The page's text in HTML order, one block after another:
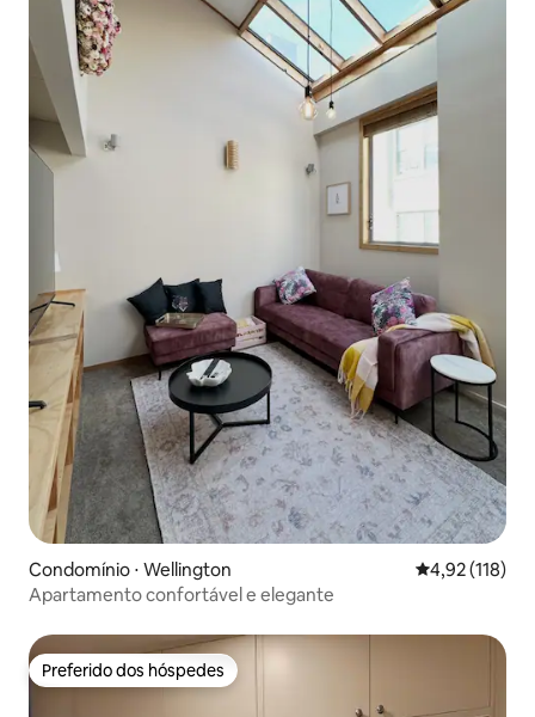
Condomínio ⋅ Wellington 4,92 de uma
4,92 (118)
Apartamento confortável e elegante
Preferido dos hóspedes
Preferido dos hóspedes